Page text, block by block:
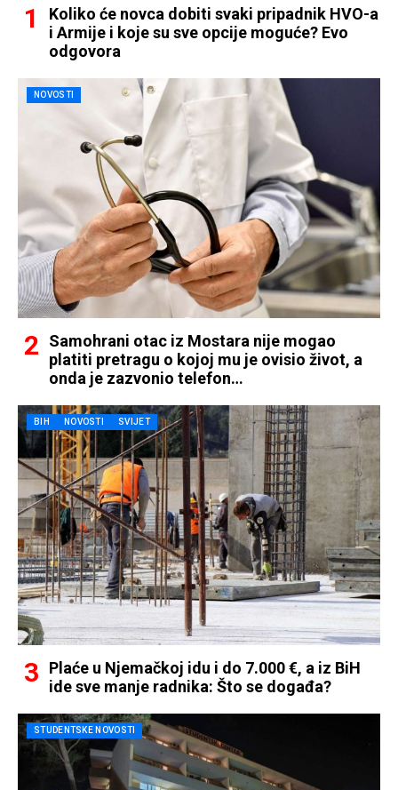
Koliko će novca dobiti svaki pripadnik HVO-a
i Armije i koje su sve opcije moguće? Evo
odgovora
NOVOSTI
Samohrani otac iz Mostara nije mogao
platiti pretragu o kojoj mu je ovisio život, a
onda je zazvonio telefon…
BIH NOVOSTI SVIJET
Plaće u Njemačkoj idu i do 7.000 €, a iz BiH
ide sve manje radnika: Što se događa?
STUDENTSKE NOVOSTI